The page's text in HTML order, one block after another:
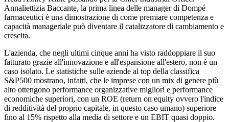
Annaliettizia Baccante, la prima linea delle manager di Dompé
farmaceutici è una dimostrazione di come premiare competenza e
capacità manageriale può diventare il catalizzatore di cambiamento e
crescita.
L'azienda, che negli ultimi cinque anni ha visto raddoppiare il suo
fatturato grazie all'innovazione e all'espansione all'estero, non è un
caso isolato. Le statistiche sulle aziende al top della classifica
S&P500 mostrano, infatti, che le imprese con un mix di genere più
alto ottengono performance organizzative migliori e performance
economiche superiori, con un ROE (return on equity ovvero l'indice
di redditività del proprio capitale, in questo caso umano) superiore
fino al 15% rispetto alla media di settore e un EBIT quasi doppio.